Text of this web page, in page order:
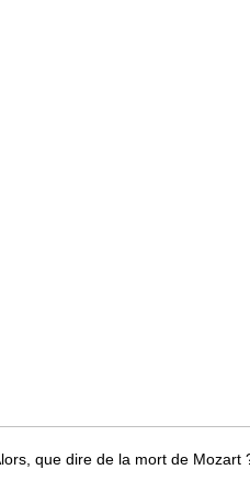
que dire de la mort de Mozart